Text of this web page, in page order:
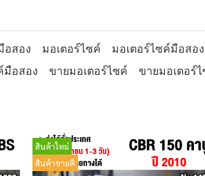
อสอง มอเตอร์ไซค์ มอเตอร์ไซค์มือสอง
มือสอง ขายมอเตอร์ไซค์ ขายมอเตอร์
สินค้าใหม่
สินค้าขายดี